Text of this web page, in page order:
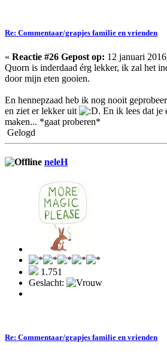
Re: Commentaar/grapjes familie en vrienden
« Reactie #26 Gepost op: 12 januari
Quorn is inderdaad érg lekker, ik zal het
door mijn eten gooien.
En hennepzaad heb ik nog nooit
en ziet er lekker uit
. En ik lees dat je
maken... *gaat proberen*
Gelogd
neleH
1.751
Geslacht:
Re: Commentaar/grapjes familie en vrienden